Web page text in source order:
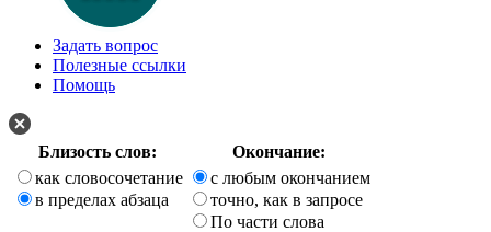
Задать вопрос
Полезные ссылки
Помощь
Близость слов:
Окончание:
как словосочетание
в пределах абзаца
с любым окончанием
точно, как в запросе
По части слова